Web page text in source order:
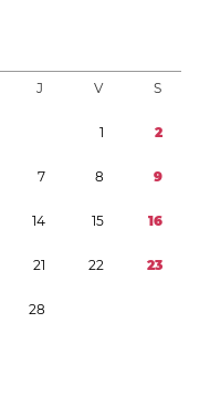
J V S
1 2
7 8 9
14 15 16
21 22 23
28